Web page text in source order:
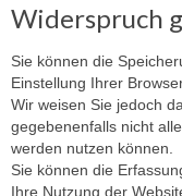
Widerspruch
Sie können die
Einstellung Ihrer
Wir weisen Sie jedoch
gegebenenfalls nicht
werden nutzen können.
Sie können die
Ihre Nutzung der